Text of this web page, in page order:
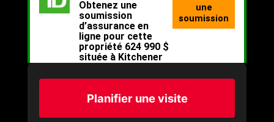
Planifier une visite